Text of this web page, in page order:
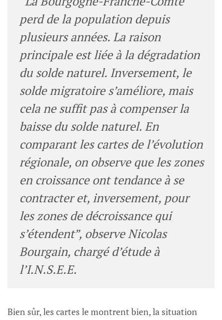
perd de la population depuis
plusieurs années. La raison
principale est liée à la dégradation
du solde naturel. Inversement, le
solde migratoire s’améliore, mais
cela ne suffit pas à compenser la
baisse du solde naturel. En
comparant les cartes de l’évolution
régionale, on observe que les zones
en croissance ont tendance à se
contracter et, inversement, pour
les zones de décroissance qui
s’étendent”, observe Nicolas
Bourgain, chargé d’étude à
l’I.N.S.E.E.
Bien sûr, les cartes le montrent bien, la situation